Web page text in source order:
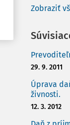
Zobraziť
29. 9. 2011
Úprava
živnosti.
12. 3. 2012